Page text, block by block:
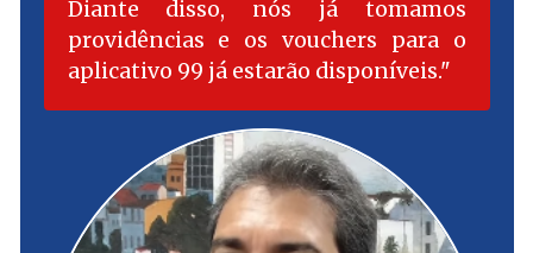
Diante disso, nós já tomamos
providências e os vouchers para o
aplicativo 99 já estarão disponíveis.